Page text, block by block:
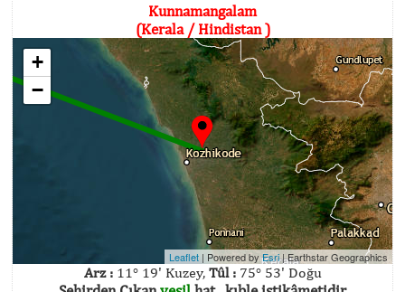
Kunnamangalam
(Kerala / Hindistan )
+
−
Leaflet | Powered byEsri|Earthstar Geographics
Arz :11° 19' Kuzey, Tûl :75° 53' Doğu